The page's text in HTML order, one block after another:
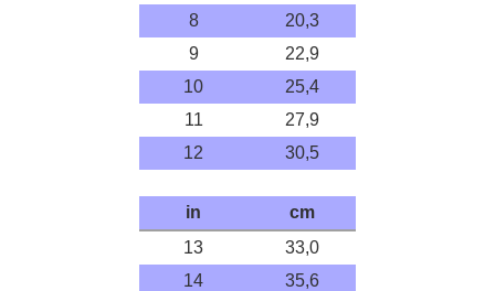
8
20,3
9
22,9
10
25,4
11
27,9
12
30,5
in
cm
13
33,0
14
35,6